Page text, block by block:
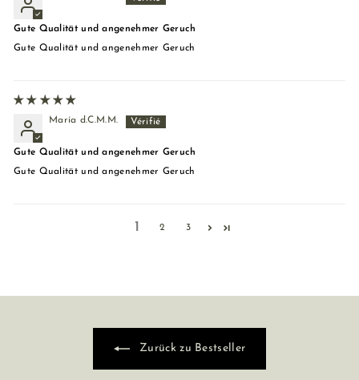
Gute Qualität und angenehmer Geruch
Gute Qualität und angenehmer Geruch
María d.C.M.M.
Gute Qualität und angenehmer Geruch
Gute Qualität und angenehmer Geruch
1 2 3
Zurück zu Bestseller